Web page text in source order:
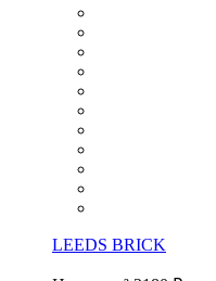
LEEDS BRICK